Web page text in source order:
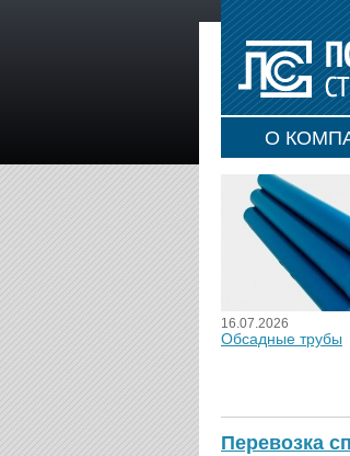
О
16.07.2026
Обсадные трубы
Перевозка